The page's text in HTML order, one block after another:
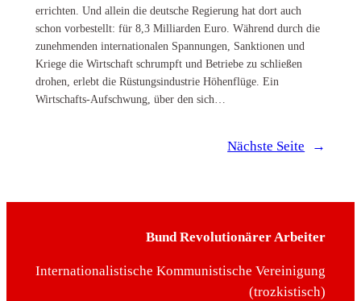
errichten. Und allein die deutsche Regierung hat dort auch
schon vorbestellt: für 8,3 Milliarden Euro. Während durch die
zunehmenden internationalen Spannungen, Sanktionen und
Kriege die Wirtschaft schrumpft und Betriebe zu schließen
drohen, erlebt die Rüstungsindustrie Höhenflüge. Ein
Wirtschafts-Aufschwung, über den sich…
Nächste Seite →
Bund Revolutionärer Arbeiter
Internationalistische Kommunistische Vereinigung
(trozkistisch)